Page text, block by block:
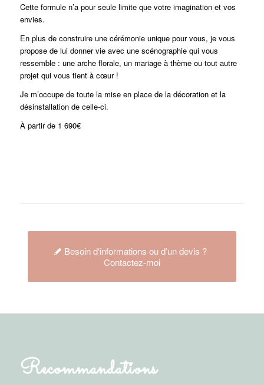
Cette formule n’a pour seule limite que votre imagination et vos
envies.
En plus de construire une cérémonie unique pour vous, je vous
propose de lui donner vie avec une scénographie qui vous
ressemble : une arche florale, un mariage à thème ou tout autre
projet qui vous tient à cœur !
Je m’occupe de toute la mise en place de la décoration et la
désinstallation de celle-ci.
À partir de 1 690€
Besoin d‘informations ou d’un devis ?
Contactez-moi
Recommandations